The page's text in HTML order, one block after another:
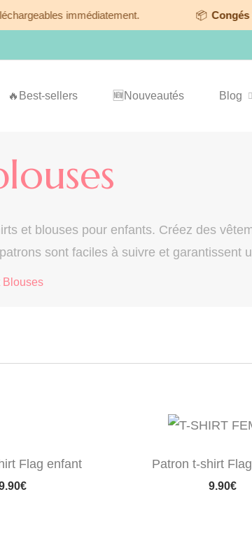
immédiatement. 📦 Congés
🔥Best-sellers 🆕Nouveautés Blog
et blouses pour enfants. Créez des
sont faciles à suivre et garantissent
Blouses
Flag enfant
€
Patron t-shirt
9.90€